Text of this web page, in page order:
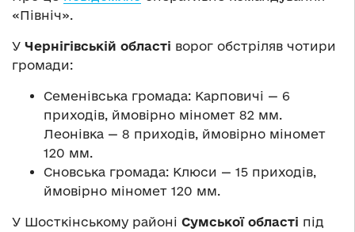
«Північ».
У Чернігівській області ворог обстріляв чотири
громади:
Семенівська громада: Карповичі — 6
приходів, ймовірно міномет 82 мм.
Леонівка — 8 приходів, ймовірно міномет
120 мм.
Сновська громада: Клюси — 15 приходів,
ймовірно міномет 120 мм.
У Шосткінському районі Сумської області під